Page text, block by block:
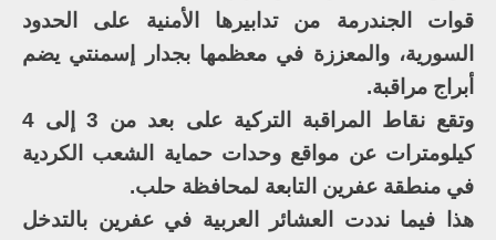
قوات الجندرمة من تدابيرها الأمنية على الحدود
السورية، والمعززة في معظمها بجدار إسمنتي يضم
أبراج مراقبة.
وتقع نقاط المراقبة التركية على بعد من 3 إلى 4
كيلومترات عن مواقع وحدات حماية الشعب الكردية
في منطقة عفرين التابعة لمحافظة حلب.
هذا فيما نددت العشائر العربية في عفرين بالتدخل